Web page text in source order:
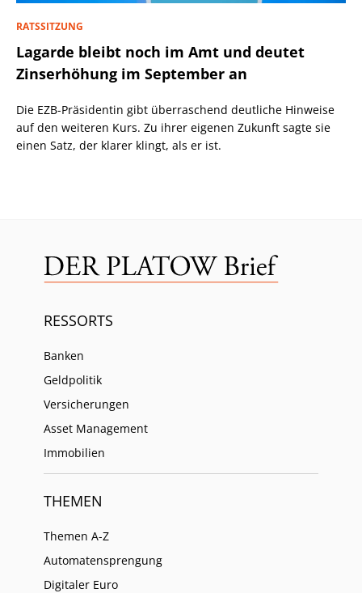
RATSSITZUNG
Lagarde bleibt noch im Amt und deutet
Zinserhöhung im September an
Die EZB-Präsidentin gibt überraschend deutliche Hinweise
auf den weiteren Kurs. Zu ihrer eigenen Zukunft sagte sie
einen Satz, der klarer klingt, als er ist.
RESSORTS
Banken
Geldpolitik
Versicherungen
Asset Management
Immobilien
THEMEN
Themen A-Z
Automatensprengung
Digitaler Euro